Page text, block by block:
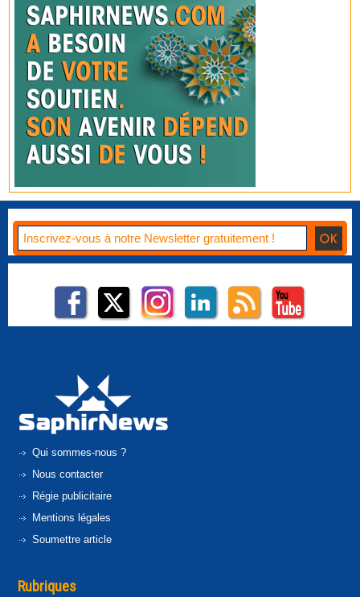
Qui sommes-nous ?
Nous contacter
Régie publicitaire
Mentions légales
Soumettre article
Rubriques